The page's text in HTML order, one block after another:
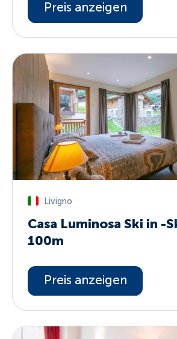
Preis anzeigen
Livigno
Casa Luminosa Ski in -
100m
Preis anzeigen